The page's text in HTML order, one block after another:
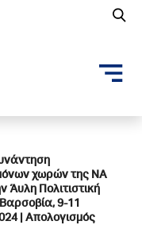
χωρών της ΝΑ
Άυλη Πολιτιστική
9-11
| Απολογισμός